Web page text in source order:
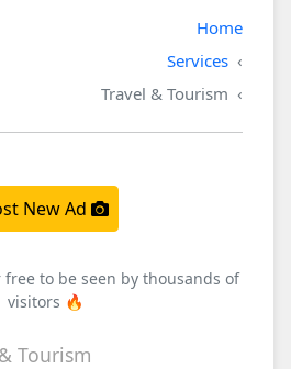
Home
Services
Travel & Tourism
to be seen by thousands of
visitors 🔥
Tourism